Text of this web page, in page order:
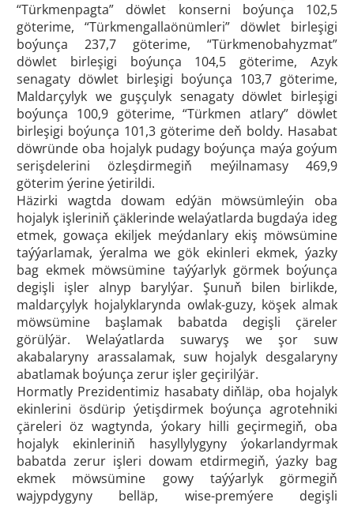
“Türkmenpagta” döwlet konserni boýunça 102,5
göterime, “Türkmengallaönümleri” döwlet birleşigi
boýunça 237,7 göterime, “Türkmenobahyzmat”
döwlet birleşigi boýunça 104,5 göterime, Azyk
senagaty döwlet birleşigi boýunça 103,7 göterime,
Maldarçylyk we guşçulyk senagaty döwlet birleşigi
boýunça 100,9 göterime, “Türkmen atlary” döwlet
birleşigi boýunça 101,3 göterime deň boldy. Hasabat
döwründe oba hojalyk pudagy boýunça maýa goýum
serişdelerini özleşdirmegiň meýilnamasy 469,9
göterim ýerine ýetirildi.
Häzirki wagtda dowam edýän möwsümleýin oba
hojalyk işleriniň çäklerinde welaýatlarda bugdaýa ideg
etmek, gowaça ekiljek meýdanlary ekiş möwsümine
taýýarlamak, ýeralma we gök ekinleri ekmek, ýazky
bag ekmek möwsümine taýýarlyk görmek boýunça
degişli işler alnyp barylýar. Şunuň bilen birlikde,
maldarçylyk hojalyklarynda owlak-guzy, köşek almak
möwsümine başlamak babatda degişli çäreler
görülýär. Welaýatlarda suwaryş we şor suw
akabalaryny arassalamak, suw hojalyk desgalaryny
abatlamak boýunça zerur işler geçirilýär.
Hormatly Prezidentimiz hasabaty diňläp, oba hojalyk
ekinlerini ösdürip ýetişdirmek boýunça agrotehniki
çäreleri öz wagtynda, ýokary hilli geçirmegiň, oba
hojalyk ekinleriniň hasyllylygyny ýokarlandyrmak
babatda zerur işleri dowam etdirmegiň, ýazky bag
ekmek möwsümine gowy taýýarlyk görmegiň
wajypdygyny belläp, wise-premýere degişli